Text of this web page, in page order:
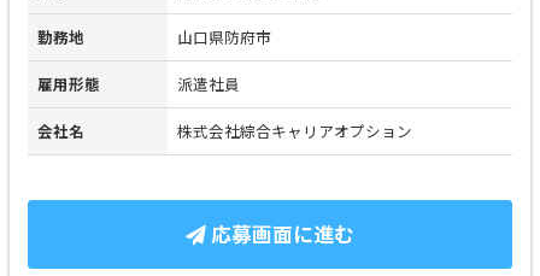
勤務地 山口県防府市
雇用形態 派遣社員
会社名 株式会社綜合キャリアオプション
応募画面に進む